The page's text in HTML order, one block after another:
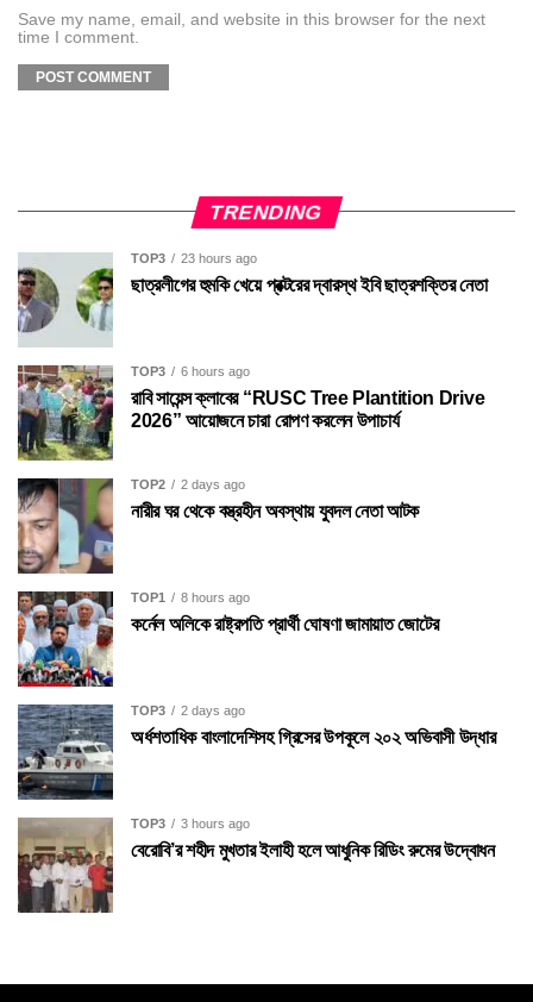
Save my name, email, and website in this browser for the next
time I comment.
TRENDING
TOP3 23 hours ago
ছাত্রলীগের হুমকি খেয়ে প্রক্টরের দ্বারস্থ ইবি ছাত্রশক্তির নেতা
TOP3 6 hours ago
রাবি সায়েন্স ক্লাবের “RUSC Tree Plantition Drive
2026” আয়োজনে চারা রোপণ করলেন উপাচার্য
TOP2 2 days ago
নারীর ঘর থেকে বস্ত্রহীন অবস্থায় যুবদল নেতা আটক
TOP1 8 hours ago
কর্নেল অলিকে রাষ্ট্রপতি প্রার্থী ঘোষণা জামায়াত জোটের
TOP3 2 days ago
অর্ধশতাধিক বাংলাদেশিসহ গ্রিসের উপকূলে ২০২ অভিবাসী উদ্ধার
TOP3 3 hours ago
বেরোবি’র শহীদ মুখতার ইলাহী হলে আধুনিক রিডিং রুমের উদ্বোধন